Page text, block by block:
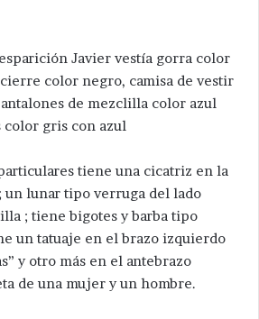
Javier vestía gorra color
color negro, camisa de vestir
de mezclilla color azul
color gris con azul
tiene una cicatriz en la
un lunar tipo verruga del lado
; tiene bigotes y barba tipo
un tatuaje en el brazo izquierdo
y otro más en el antebrazo
de una mujer y un hombre.